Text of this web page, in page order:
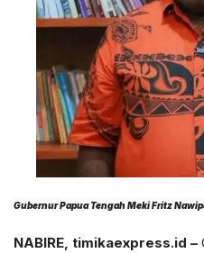
Gubernur Papua Tengah Meki Fritz
NABIRE, timikaexpress.id –